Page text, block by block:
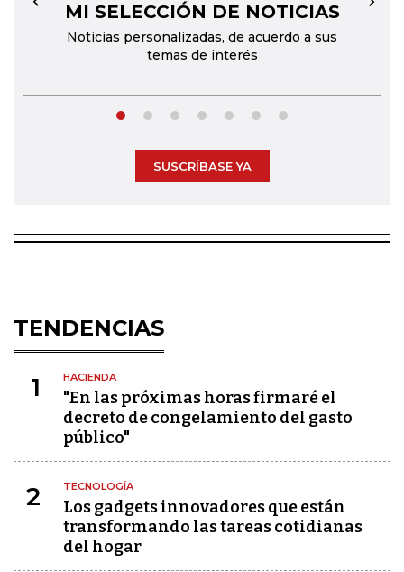
MI SELECCIÓN DE NOTICIAS
Noticias personalizadas, de acuerdo a sus
temas de interés
← →
SUSCRÍBASE YA
TENDENCIAS
1 HACIENDA
"En las próximas horas firmaré el
decreto de congelamiento del gasto
público"
2 TECNOLOGÍA
Los gadgets innovadores que están
transformando las tareas cotidianas
del hogar